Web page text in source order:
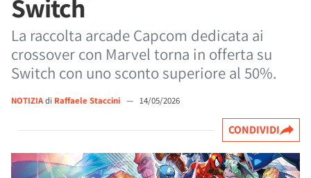
Switch
La raccolta arcade Capcom dedicata ai
crossover con Marvel torna in offerta su
Switch con uno sconto superiore al 50%.
NOTIZIAdi Raffaele Staccini — 14/05/2026
CONDIVIDI